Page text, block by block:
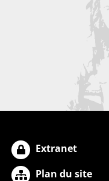
Extranet
Plan du site